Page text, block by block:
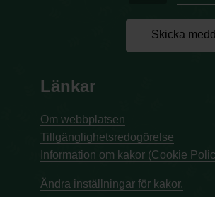
Skicka
Länkar
Om webbplatsen
Tillgänglighetsredogörelse
Information om kakor (Cookie
Ändra inställningar för kakor.